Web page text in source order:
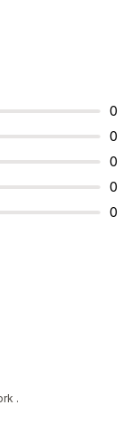
0
0
0
0
0
.